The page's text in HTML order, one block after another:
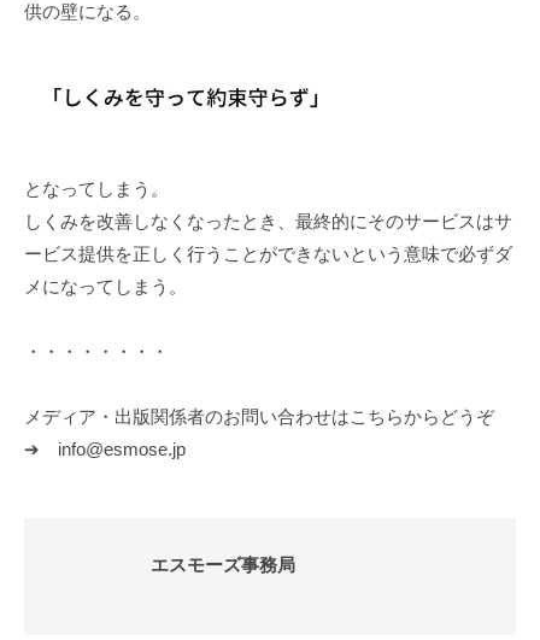
供の壁になる。
となってしまう。
しくみを改善しなくなったとき、最終的にそのサービスはサ
ービス提供を正しく行うことができないという意味で必ずダ
メになってしまう。
・・・・・・・・
メディア・出版関係者のお問い合わせはこちらからどうぞ
➔ info@esmose.jp
エスモーズ事務局